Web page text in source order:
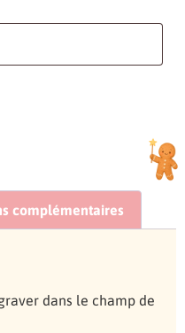
complémentaires
dans le champ de